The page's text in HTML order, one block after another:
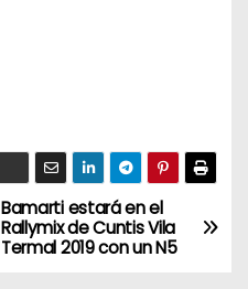
Bamarti estará en el
Rallymix de Cuntis Vila
Termal 2019 con un N5